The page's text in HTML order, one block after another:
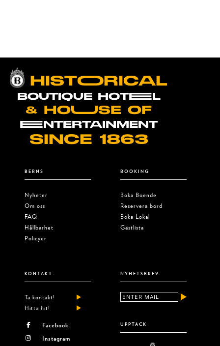
HISTOORICAL
BOUTIQUE HOTEEL
& HOUUSE OF
EENTERTAINMENT
SINCE 1863
BERNS
Nyheter
Om oss
FAQ
Hållbarhet
Policyer
BOOKING
Boka Boende
Reservera bord
Boka Lokal
Gästlista
KONTAKT
Ta kontakt!
Hitta hit!
Facebook
Instagram
NYHETSBREV
UPPTÄCK